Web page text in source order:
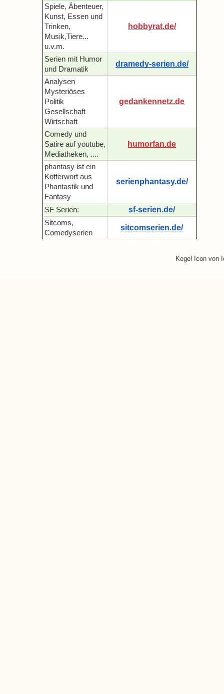
Spiele, Ábenteuer,
Kunst, Essen und
Trinken,
Musik,Tiere...
u.v.m.
hobbyrat.de/
Serien mit Humor
und Dramatik
dramedy-serien.de/
Analysen
Mysteriöses
Politik
Gesellschaft
Wirtschaft
gedankennetz.de
Comedy und
Satire auf youtube,
Mediatheken, ....
humorfan.de
phantasy ist ein
Kofferwort aus
Phantastik und
Fantasy
serienphantasy.de/
SF Serien: sf-serien.de/
Sitcoms,
Comedyserien
sitcomserien.de/
Kegel Icon von